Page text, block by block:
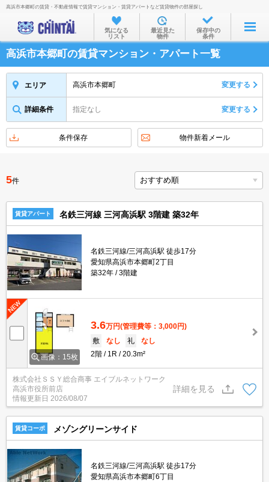
お部屋を探す
沿線・駅から
住所から
物件特集から
不動産会社から
TOP
高浜市本郷町の賃貸・不動産情報で賃貸マンション・賃貸アパートなど賃貸物件の部屋探し
気になる
リスト
最近見た
物件
保存中の
条件
高浜市本郷町の賃貸マンション・アパート一覧
エリア 高浜市本郷町 変更する
詳細条件 指定なし 変更する
条件保存 物件新着メール
5件
賃貸アパート 名鉄三河線 三河高浜駅 3階建 築32年
名鉄三河線/三河高浜駅 徒歩17分
愛知県高浜市本郷町2丁目
築32年
3階建
画像：15枚
3.6万円(管理費等：3,000円)
敷
なし 礼
なし
2階
1R 20.3m²
株式会社ＳＳＹ総合商事 エイブルネットワーク
高浜市役所前店
情報更新日 2026/08/07
詳細を見る
賃貸コーポ メゾングリーンサイド
名鉄三河線/三河高浜駅 徒歩17分
愛知県高浜市本郷町6丁目